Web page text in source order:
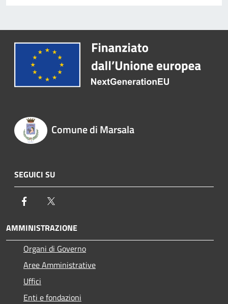
Comune di Marsala
SEGUICI SU
Facebook
AMMINISTRAZIONE
Organi di Governo
Aree Amministrative
Uffici
Enti e fondazioni